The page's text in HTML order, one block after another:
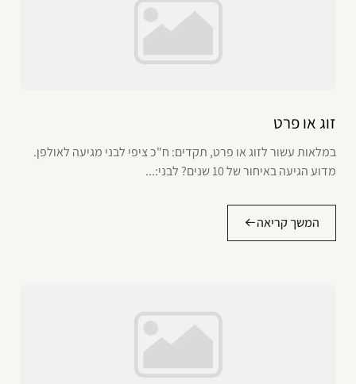
זוג או פרט
במלאות עשור לזוג או פרט, תקדים: ח"כ ציפי לבני מגיעה לאולפן.
מדוע הגיעה באיחור של 10 שנים? לבני:...
המשך קריאה